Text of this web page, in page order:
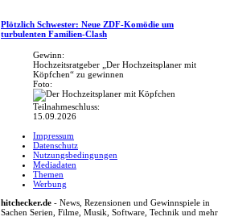
Plötzlich Schwester: Neue ZDF-Komödie um
turbulenten Familien-Clash
Gewinn:
Hochzeitsratgeber „Der Hochzeitsplaner mit
Köpfchen“ zu gewinnen
Foto:
Teilnahmeschluss:
15.09.2026
Impressum
Datenschutz
Nutzungsbedingungen
Mediadaten
Themen
Werbung
hitchecker.de - News, Rezensionen und Gewinnspiele in
Sachen Serien, Filme, Musik, Software, Technik und mehr